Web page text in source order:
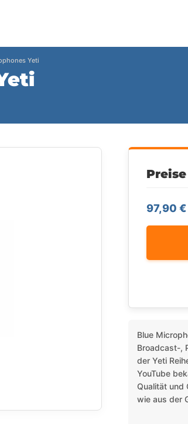
Yeti
97,90 €
Blue
Broadcast-,
der Yeti
YouTube
Qualität und
wie aus der